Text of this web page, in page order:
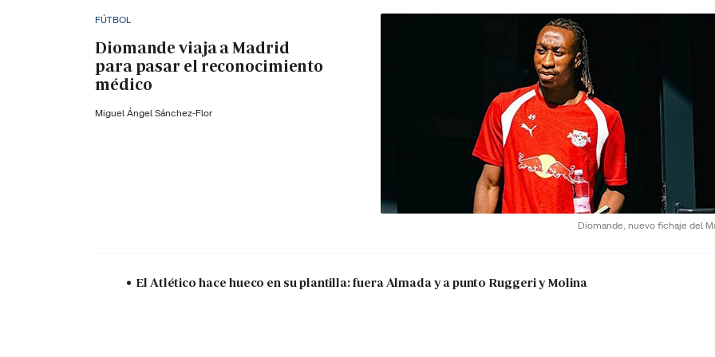
Diomande, nuevo fichaje del
FÚTBOL
Diomande viaja a Madrid
para pasar el reconocimiento
médico
Miguel Ángel Sánchez-Flor
El Atlético hace hueco en su plantilla: fuera Almada y a punto Ruggeri y Molina